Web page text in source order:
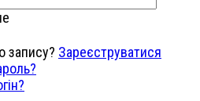
запису? Зареєструватися